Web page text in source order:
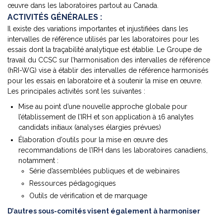
œuvre dans les laboratoires partout au Canada.
ACTIVITÉS GÉNÉRALES :
Il existe des variations importantes et injustifiées dans les
intervalles de référence utilisés par les laboratoires pour les
essais dont la traçabilité analytique est établie. Le Groupe de
travail du CCSC sur l’harmonisation des intervalles de référence
(hRI-WG) vise à établir des intervalles de référence harmonisés
pour les essais en laboratoire et à soutenir la mise en œuvre.
Les principales activités sont les suivantes :
Mise au point d’une nouvelle approche globale pour
l’établissement de l’IRH et son application à 16 analytes
candidats initiaux (analyses élargies prévues)
Élaboration d’outils pour la mise en œuvre des
recommandations de l’IRH dans les laboratoires canadiens,
notamment :
Série d’assemblées publiques et de webinaires
Ressources pédagogiques
Outils de vérification et de marquage
D’autres sous-comités visent également à harmoniser